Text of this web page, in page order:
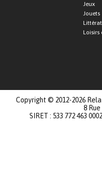
Jeux
Jouets
Loisirs
Copyright © 2012-2026
8
SIRET : 533 772 463